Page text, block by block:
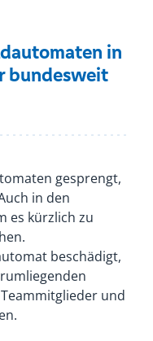
in
bundesweit
gesprengt,
in den
es kürzlich zu
beschädigt,
und